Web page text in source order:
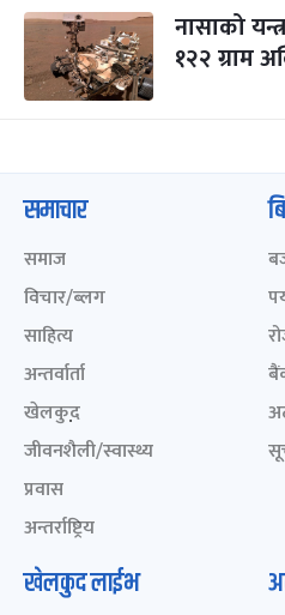
नासाको
१२२ ग्राम
समाचार
समाज
विचार/ब्लग
साहित्य
अन्तर्वार्ता
खेलकुद़़
जीवनशैली/स्वास्थ्य
प्रवास
अन्तर्राष्ट्रिय
खेलकुद लाईभ